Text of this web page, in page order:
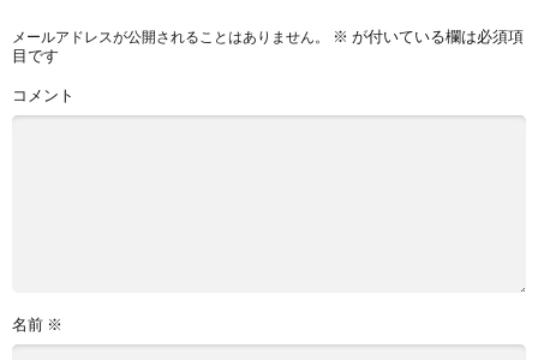
メールアドレスが公開されることはありません。 ※ が付いている欄は必須項
目です
コメント
名前 ※